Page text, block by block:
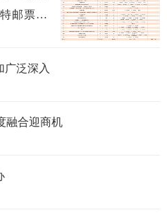
邮票在
广泛深入
融合迎商机